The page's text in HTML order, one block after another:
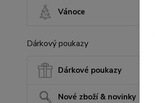
Vánoce
Dárkový poukazy
Dárkové poukazy
Nové zboží & novinky